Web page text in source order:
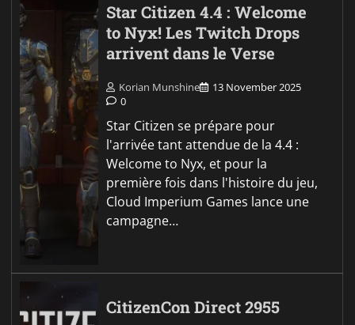
Star Citizen 4.4 : Welcome
to Nyx! Les Twitch Drops
arrivent dans le Verse
Korian Munshine
13 November 2025
0
Star Citizen se prépare pour
l'arrivée tant attendue de la 4.4 :
Welcome to Nyx, et pour la
première fois dans l'histoire du jeu,
Cloud Imperium Games lance une
campagne…
CitizenCon Direct 2955